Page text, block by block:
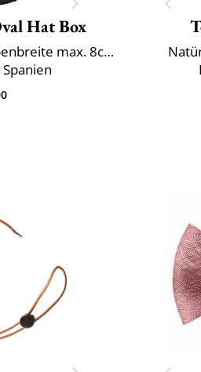
Hat Box
1 oder 2 Hüte — Krempenbreite max. 8cm